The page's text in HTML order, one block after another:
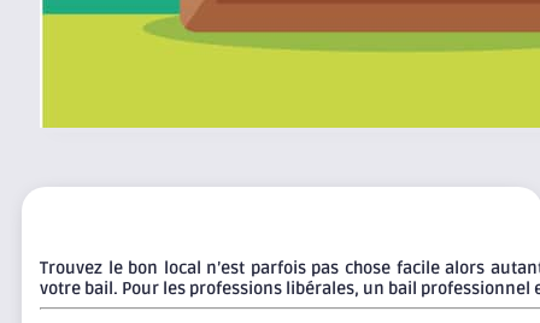
Trouvez le bon local n’est parfois pas chose facile alors
votre bail. Pour les professions libérales, un bail professionnel